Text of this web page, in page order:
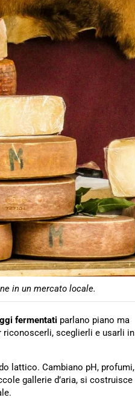
in un mercato locale.
fermentati parlano piano ma
riconoscerli, sceglierli e usarli in
lattico. Cambiano pH, profumi,
gallerie d’aria, si costruisce